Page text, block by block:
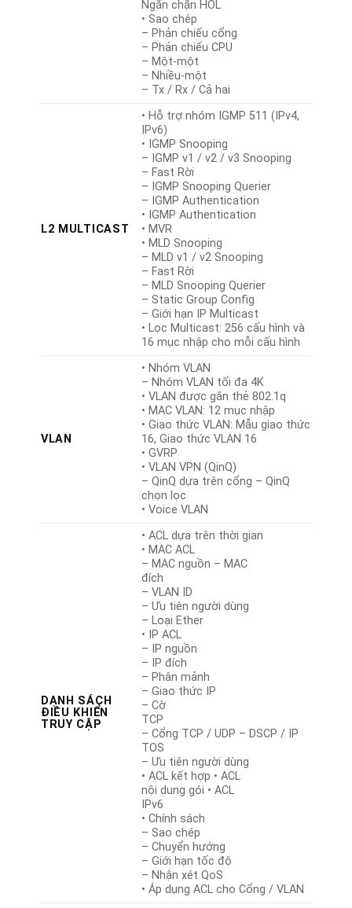
Ngăn chặn HOL
• Sao chép
– Phản chiếu cổng
– Phản chiếu CPU
– Một-một
– Nhiều-một
– Tx / Rx / Cả hai
L2 MULTICAST
• Hỗ trợ nhóm IGMP 511 (IPv4,
IPv6)
• IGMP Snooping
– IGMP v1 / v2 / v3 Snooping
– Fast Rời
– IGMP Snooping Querier
– IGMP Authentication
• IGMP Authentication
• MVR
• MLD Snooping
– MLD v1 / v2 Snooping
– Fast Rời
– MLD Snooping Querier
– Static Group Config
– Giới hạn IP Multicast
• Lọc Multicast: 256 cấu hình và
16 mục nhập cho mỗi cấu hình
VLAN
• Nhóm VLAN
– Nhóm VLAN tối đa 4K
• VLAN được gắn thẻ 802.1q
• MAC VLAN: 12 mục nhập
• Giao thức VLAN: Mẫu giao thức
16, Giao thức VLAN 16
• GVRP
• VLAN VPN (QinQ)
– QinQ dựa trên cổng – QinQ
chọn lọc
• Voice VLAN
DANH SÁCH
ĐIỀU KHIỂN
TRUY CẬP
• ACL dựa trên thời gian
• MAC ACL
– MAC nguồn – MAC
đích
– VLAN ID
– Ưu tiên người dùng
– Loại Ether
• IP ACL
– IP nguồn
– IP đích
– Phân mảnh
– Giao thức IP
– Cờ
TCP
– Cổng TCP / UDP – DSCP / IP
TOS
– Ưu tiên người dùng
• ACL kết hợp • ACL
nội dung gói • ACL
IPv6
• Chính sách
– Sao chép
– Chuyển hướng
– Giới hạn tốc độ
– Nhận xét QoS
• Áp dụng ACL cho Cổng / VLAN